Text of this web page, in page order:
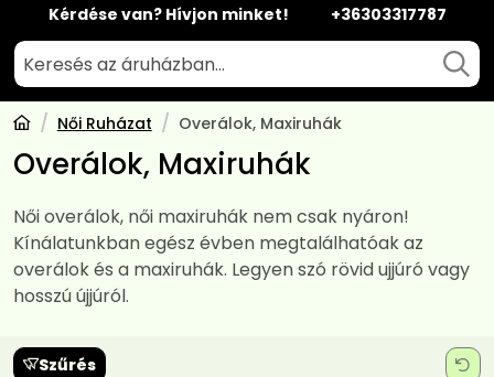
Kérdése van? Hívjon minket! +36303317787
Női Ruházat Overálok, Maxiruhák
Overálok, Maxiruhák
Női overálok, női maxiruhák nem csak nyáron!
Kínálatunkban egész évben megtalálhatóak az
overálok és a maxiruhák. Legyen szó rövid ujjúró vagy
hosszú újjúról.
Szűrés